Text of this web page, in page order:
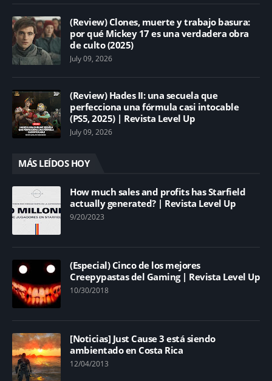
(Review) Clones, muerte y trabajo basura:
por qué Mickey 17 es una verdadera obra
de culto (2025)
July 09, 2026
(Review) Hades II: una secuela que
perfecciona una fórmula casi intocable
(PS5, 2025) | Revista Level Up
July 09, 2026
MÁS LEÍDOS HOY
How much sales and profits has Starfield
actually generated? | Revista Level Up
9/20/2023
(Especial) Cinco de los mejores
Creepypastas del Gaming | Revista Level Up
10/30/2018
[Noticias] Just Cause 3 está siendo
ambientado en Costa Rica
12/04/2013